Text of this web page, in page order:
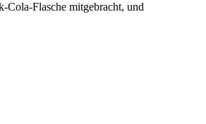
Cola-Flasche mitgebracht, und